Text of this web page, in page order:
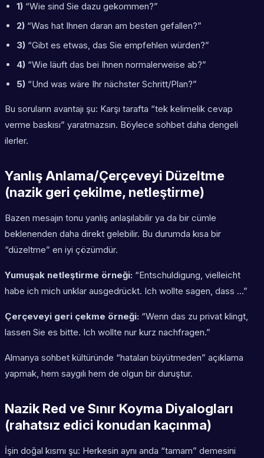
1) “Wie sind Sie dazu gekommen?”
2) “Was hat Ihnen daran am besten gefallen?”
3) “Gibt es etwas, das Sie empfehlen würden?”
4) “Wie läuft das bei Ihnen normalerweise ab?”
5) “Und was wäre Ihr nächster Schritt/Plan?”
Bu soruların avantajı şu: Karşı tarafta “tek kelimelik cevap
verme baskısı” yaratmazsın. Böylece sohbet daha dengeli
ilerler.
Yanlış Anlama/Çerçeveyi Düzeltme
(nazik geri çekilme, netleştirme)
Bazen mesajın tonu yanlış anlaşılabilir ya da bir cümle
beklenenden daha direkt gelebilir. Bu durumda kısa bir
“düzeltme” en iyi çözümdür.
Yumuşak netleştirme örneği: “Entschuldigung, vielleicht
habe ich mich unklar ausgedrückt. Ich wollte sagen, dass …”
Çerçeveyi geri çekme örneği: “Wenn das zu privat klingt,
lassen Sie es bitte. Ich wollte nur kurz nachfragen.”
Almanya sohbet kültüründe “hataları büyütmeden” açıklama
yapmak, hem saygılı hem de olgun bir duruştur.
Nazik Red ve Sınır Koyma Diyalogları
(rahatsız edici konudan kaçınma)
İşin doğal kısmı şu: Herkesin aynı anda “tamam” demesini